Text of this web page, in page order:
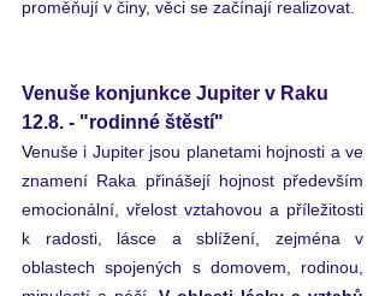
proměňují v činy, věci se začínají realizovat.
Venuše konjunkce Jupiter v Raku
12.8. - "rodinné štěstí"
Venuše i Jupiter jsou planetami hojnosti a ve
znamení Raka přinášejí hojnost především
emocionální, vřelost vztahovou a příležitosti
k radosti, lásce a sblížení, zejména v
oblastech spojených s domovem, rodinou,